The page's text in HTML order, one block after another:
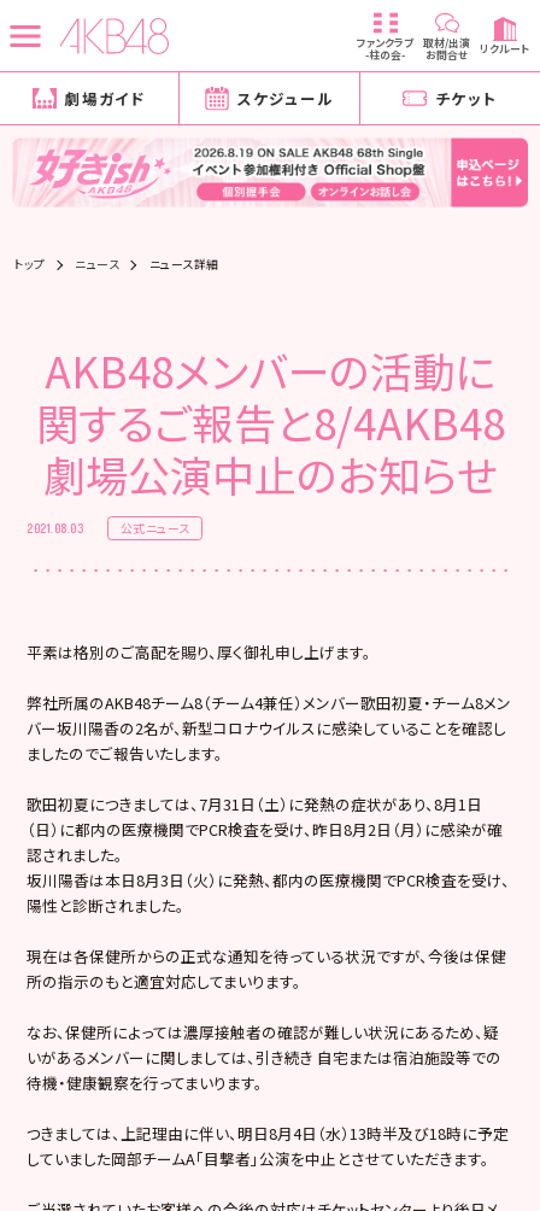
ファンクラブ
-柱の会-
取材/出演
お問合せ リクルート
劇場ガイド スケジュール チケット
トップ ニュース ニュース詳細
AKB48メンバーの活動に
関するご報告と8/4AKB48
劇場公演中止のお知らせ
2021.08.03 公式ニュース
平素は格別のご高配を賜り、厚く御礼申し上げます。
弊社所属のAKB48チーム8（チーム4兼任）メンバー歌田初夏・チーム8メン
バー坂川陽香の2名が、新型コロナウイルスに感染していることを確認し
ましたのでご報告いたします。
歌田初夏につきましては、7月31日（土）に発熱の症状があり、8月1日
（日）に都内の医療機関でPCR検査を受け、昨日8月2日（月）に感染が確
認されました。
坂川陽香は本日8月3日（火）に発熱、都内の医療機関でPCR検査を受け、
陽性と診断されました。
現在は各保健所からの正式な通知を待っている状況ですが、今後は保健
所の指示のもと適宜対応してまいります。
なお、保健所によっては濃厚接触者の確認が難しい状況にあるため、疑
いがあるメンバーに関しましては、引き続き 自宅または宿泊施設等での
待機・健康観察を行ってまいります。
つきましては、上記理由に伴い、明日8月4日（水）13時半及び18時に予定
していました岡部チームA「目撃者」公演を中止とさせていただきます。